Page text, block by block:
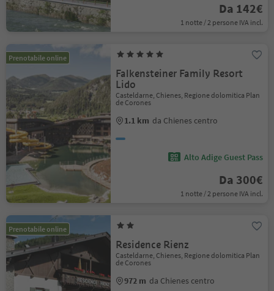
Da 142€
1 notte / 2 persone IVA incl.
Prenotabile online
Falkensteiner Family Resort
Lido
Casteldarne, Chienes, Regione dolomitica Plan
de Corones
1.1 km da Chienes centro
Alto Adige Guest Pass
Da 300€
1 notte / 2 persone IVA incl.
Prenotabile online
Residence Rienz
Casteldarne, Chienes, Regione dolomitica Plan
de Corones
972 m da Chienes centro